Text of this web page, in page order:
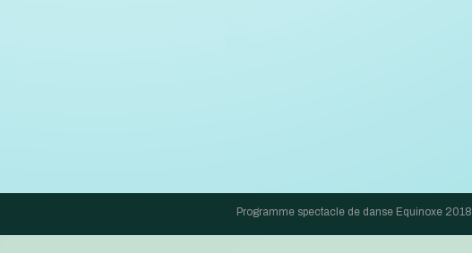
Programme spectacle de danse Equinoxe 2018